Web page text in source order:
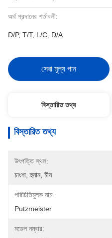
অর্থ প্রদানের শর্তাবলী:
D/P, T/T, L/C, D/A
সেরা মূল্য পান
বিস্তারিত তথ্য
বিস্তারিত তথ্য
উৎপত্তি স্থল:
চাংশা, হুনান, চীন
পরিচিতিমুলক নাম:
Putzmeister
মডেল নম্বার: